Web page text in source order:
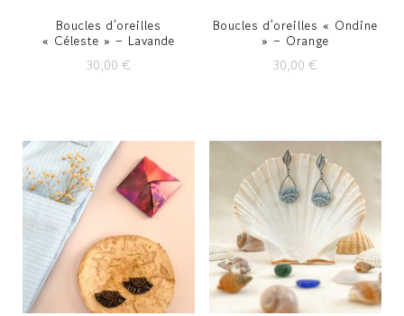
Boucles d’oreilles
« Céleste » – Lavande
30,00€
Boucles d’oreilles « Ondine
» – Orange
30,00 €